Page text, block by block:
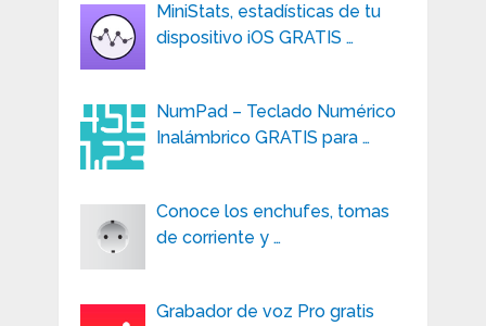
MiniStats, estadísticas de tu
dispositivo iOS GRATIS …
NumPad – Teclado Numérico
Inalámbrico GRATIS para …
Conoce los enchufes, tomas
de corriente y …
Grabador de voz Pro gratis